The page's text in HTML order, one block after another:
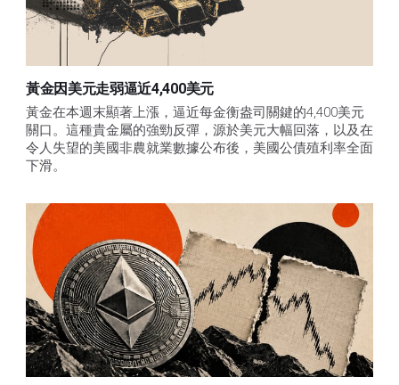
黃金因美元走弱逼近4,400美元
黃金在本週末顯著上漲，逼近每金衡盎司關鍵的4,400美元
關口。這種貴金屬的強勁反彈，源於美元大幅回落，以及在
令人失望的美國非農就業數據公布後，美國公債殖利率全面
下滑。